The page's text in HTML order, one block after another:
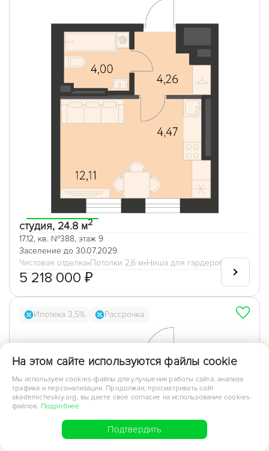
На этом сайте используются файлы cookie
Мы используем cookies-файлы для улучшения работы сайта, анализа
трафика и персонализации. Продолжая, просматривать сайт
akademicheskiy.org, вы даете свое согласие на использование cookies-
файлов. Подробнее
Подтвердить
студия, 24.8 м2
17.12, кв. №388, этаж 9
Заселение до 30.07.2029
Чистовая отделка Потолки 2,6 м Ниша для гардеробной
5 218 000 ₽
Ипотека 3,5% Рассрочка